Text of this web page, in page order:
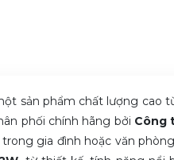
sản phẩm chất lượng cao
phối chính hãng bởi Công
gia đình hoặc văn